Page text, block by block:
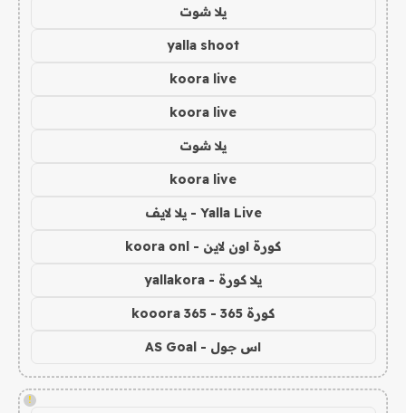
يلا شوت
yalla shoot
koora live
koora live
يلا شوت
koora live
Yalla Live - يلا لايف
كورة اون لاين - koora onl
يلا كورة - yallakora
كورة 365 - kooora 365
اس جول - AS Goal
!